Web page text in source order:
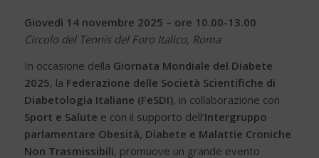
Giovedì 14 novembre 2025 – ore 10.00-13.00
Circolo del Tennis del Foro Italico, Roma
In occasione della Giornata Mondiale del Diabete
2025, la Federazione delle Società Scientifiche di
Diabetologia Italiane (FeSDI), in collaborazione con
Sport e Salute e con il supporto dell’Intergruppo
parlamentare Obesità, Diabete e Malattie Croniche
Non Trasmissibili, promuove un grande evento